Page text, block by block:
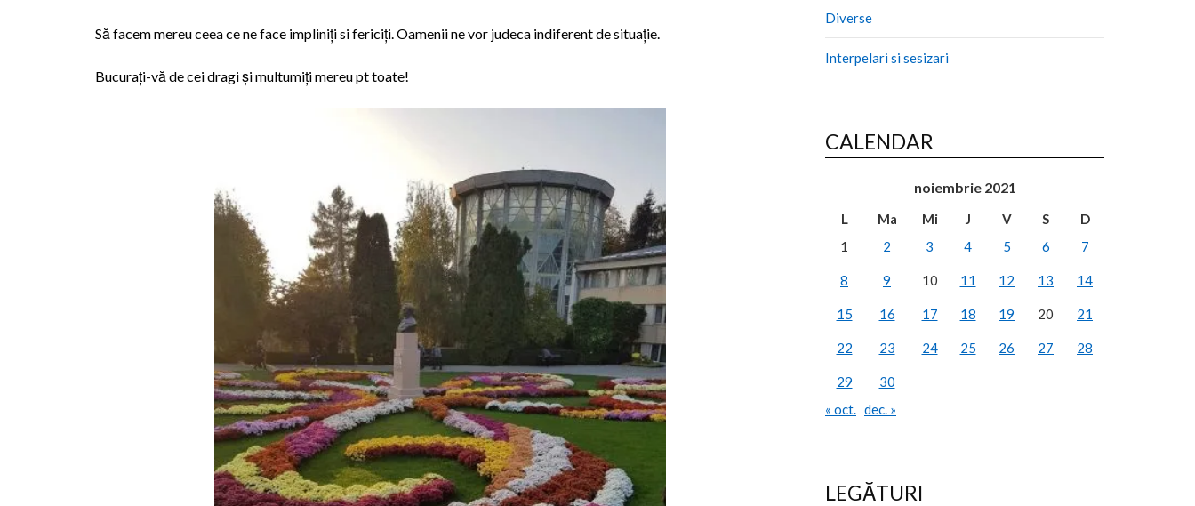
Să facem mereu ceea ce ne face impliniți si fericiți. Oamenii ne vor judeca indiferent de situație.
Bucurați-vă de cei dragi și multumiți mereu pt toate!
Diverse
Interpelari si sesizari
CALENDAR
noiembrie 2021
L Ma Mi J V S
D
1
2 3 4 5 6 7
8 9 10 11 12 13 14
15 16 17 18 19 20 21
22 23 24 25 26 27 28
29
30
« oct. dec. »
LEGĂTURI